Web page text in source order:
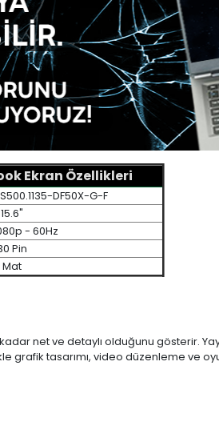
Ekran Özellikleri
DF50X-G-F
15.6"
- 60Hz
Pin
Mat
net ve detaylı olduğunu gösterir.
grafik tasarımı, video düzenleme ve